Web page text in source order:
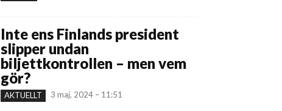
Inte ens Finlands president
slipper undan
biljettkontrollen – men vem
gör?
AKTUELLT 3 maj, 2024 – 11:51